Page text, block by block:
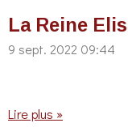
La Reine
9 sept. 2022 09:44
Lire plus »